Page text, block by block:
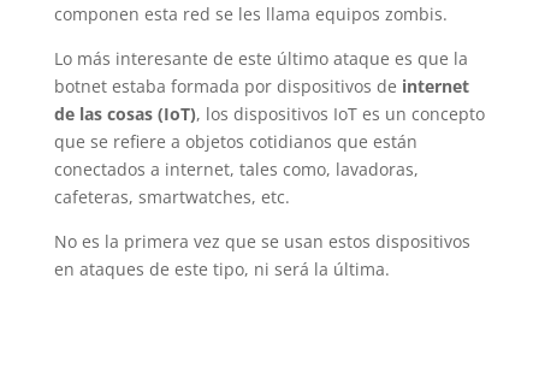
componen esta red se les llama equipos zombis.
Lo más interesante de este último ataque es que la
botnet estaba formada por dispositivos de internet
de las cosas (IoT), los dispositivos IoT es un concepto
que se refiere a objetos cotidianos que están
conectados a internet, tales como, lavadoras,
cafeteras, smartwatches, etc.
No es la primera vez que se usan estos dispositivos
en ataques de este tipo, ni será la última.